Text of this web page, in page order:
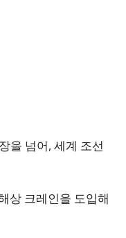
을 넘어, 세계 조선
상 크레인을 도입해